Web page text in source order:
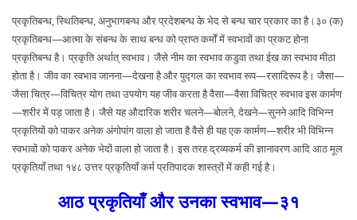
प्रकृतिबन्ध, स्थितिबन्ध, अनुभागबन्ध और प्रदेशबन्ध के भेद से बन्ध चार प्रकार का है।३० (क)
प्रकृतिबन्ध—आत्मा के संबन्ध के साथ बन्ध को प्राप्त कर्मों में स्वभावों का प्रकट होना
प्रकृतिबन्ध है। प्रकृति अर्थात् स्वभाव। जैसे नीम का स्वभाव कडुवा तथा ईख का स्वभाव मीठा
होता है। जीव का स्वभाव जानना—देखना है और पुद्गल का स्वभाव रूप—रसादिरूप है। जैसा—
जैसा चित्र—विचित्र योग तथा उपयोग यह जीव करता है वैसा—वैसा विचित्र स्वभाव इस कार्मण
—शरीर में पड़ जाता है। जैसे यह औदारिक शरीर चलने—बोलने, देखने—सुनने आदि विभिन्न
प्रकृतियों को पाकर अनेक अंगोपांग वाला हो जाता है वैसे ही यह एक कार्मण—शरीर भी विभिन्न
स्वभावों को पाकर अनेक भेदों वाला हो जाता है। इस तरह द्रव्यकर्म की ज्ञानावरण आदि आठ मूल
प्रकृतियाँ तथा १४८ उत्तर प्रकृतियाँ कर्म प्रतिपादक शास्त्रों में कही गई है।
आठ प्रकृतियाँ और उनका स्वभाव—३१